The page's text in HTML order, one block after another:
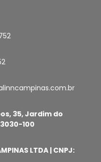
35, Jardim do
100
LTDA | CNPJ: